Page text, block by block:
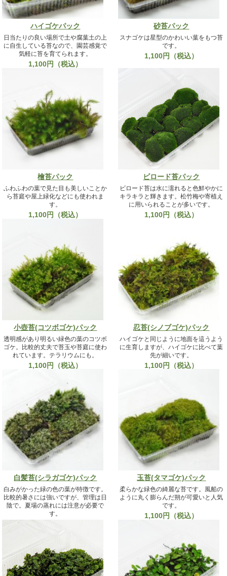
ハイゴケパック
日当たりの良い場所で土や腐葉土の上
に自生している苔なので、園芸感覚で
気軽に苔を育てられます。
1,100円（税込）
砂苔パック
スナゴケは星型のかわいい葉をもつ苔
です。
1,100円（税込）
檜苔パック
ふわふわの葉で見た目も美しいことか
ら苔庭や屋上緑化などにも使われま
す。
1,100円（税込）
ビロード苔パック
ビロード苔は水に濡れると色鮮やかに
キラキラと輝きます。松竹梅や寄植え
に用いられることが多いです。
1,100円（税込）
小壺苔(コツボゴケ)パック
透明感があり明るい緑色の葉のコツボ
ゴケ。比較的丈夫で苔玉や苔庭に使わ
れています。テラリウムにも。
1,100円（税込）
忍苔(シノブゴケ)パック
ハイゴケと同じように地面を這うよう
に生育しますが、ハイゴケに比べて葉
先が細いです。
1,100円（税込）
白髪苔(シラガゴケ)パック
白みがかった緑の色の葉が特徴です。
比較的暑さには強いですが、管理は日
陰で。夏場の蒸れには注意が必要で
す。
1,100円（税込）
玉苔(タマゴケ)パック
柔らかな緑色の綺麗な苔です。風船の
ように丸く膨らんだ朔が可愛いと人気
です。
1,100円（税込）